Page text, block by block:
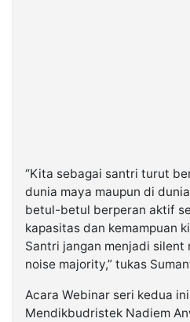
“Kita sebagai santri turut
dunia maya maupun di
betul-betul berperan aktif
kapasitas dan kemampuan
Santri jangan menjadi
noise majority,” tukas
Acara Webinar seri kedua
Mendikbudristek Nadiem